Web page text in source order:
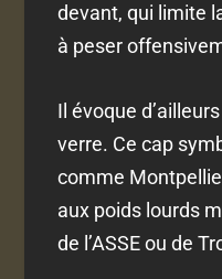
devant, qui limite
à peser
Il évoque
verre. Ce cap
comme
aux poids lourds
de l’ASSE ou de